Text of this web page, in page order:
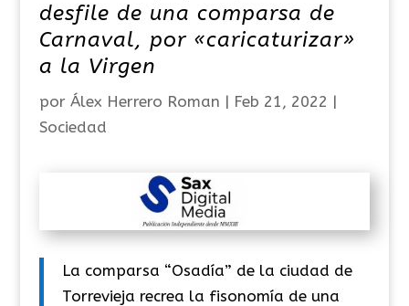
desfile de una comparsa de
Carnaval, por «caricaturizar»
a la Virgen
por Álex Herrero Roman | Feb 21, 2022 |
Sociedad
La comparsa “Osadía” de la ciudad de
Torrevieja recrea la fisonomía de una